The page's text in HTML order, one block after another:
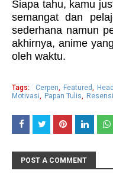
Siapa tahu, kamu
semangat dan
sederhana namun
akhirnya, anime
oleh waktu.
Tags: Cerpen Featured
Motivasi
Papan Tulis Resensi
POST A COMMENT